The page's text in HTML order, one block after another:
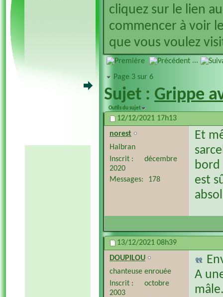
cliquez sur le lien
commencer à voir
que vous voulez
...
Page 3 sur 6
Sujet : Grippe
Outils du sujet
12/12/2021 17h13
norest
Halbran
Inscrit
décembre
2020
Messages
178
Et
bord
est
13/12/2021 08h39
DOUPILOU
chanteuse enrouée
Inscrit
octobre
2003
A